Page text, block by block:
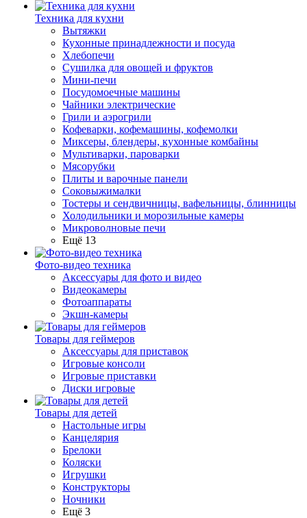
Техника для кухни
Вытяжки
Кухонные принадлежности и посуда
Хлебопечи
Сушилка для овощей и фруктов
Мини-печи
Посудомоечные машины
Чайники электрические
Грили и аэрогрили
Кофеварки, кофемашины, кофемолки
Миксеры, блендеры, кухонные комбайны
Мультиварки, пароварки
Мясорубки
Плиты и варочные панели
Соковыжималки
Тостеры и сендвичницы, вафельницы, блинницы
Холодильники и морозильные камеры
Микроволновые печи
Ещё 13
Фото-видео техника
Аксессуары для фото и видео
Видеокамеры
Фотоаппараты
Экшн-камеры
Товары для геймеров
Аксессуары для приставок
Игровые консоли
Игровые приставки
Диски игровые
Товары для детей
Настольные игры
Канцелярия
Брелоки
Коляски
Игрушки
Конструкторы
Ночники
Ещё 3